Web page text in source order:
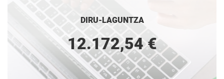
DIRU-LAGUNTZA
12.172,54 €